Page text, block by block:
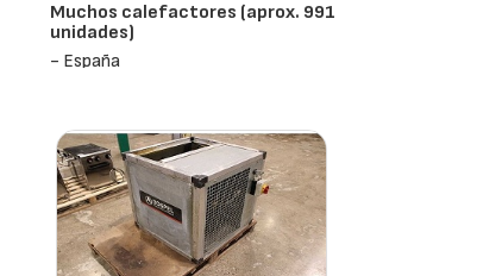
Muchos calefactores (aprox. 991
unidades)
- España